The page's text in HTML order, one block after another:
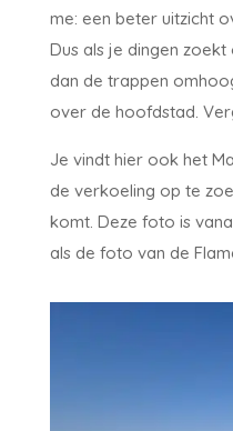
me: een beter uitzicht
Dus als je dingen
dan de trappen
over de hoofdstad.
Je vindt hier ook het
de verkoeling op te
komt. Deze foto is
als de foto van de